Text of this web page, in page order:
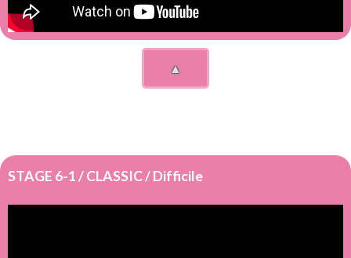
▲
STAGE 6-1 / CLASSIC / Difficile